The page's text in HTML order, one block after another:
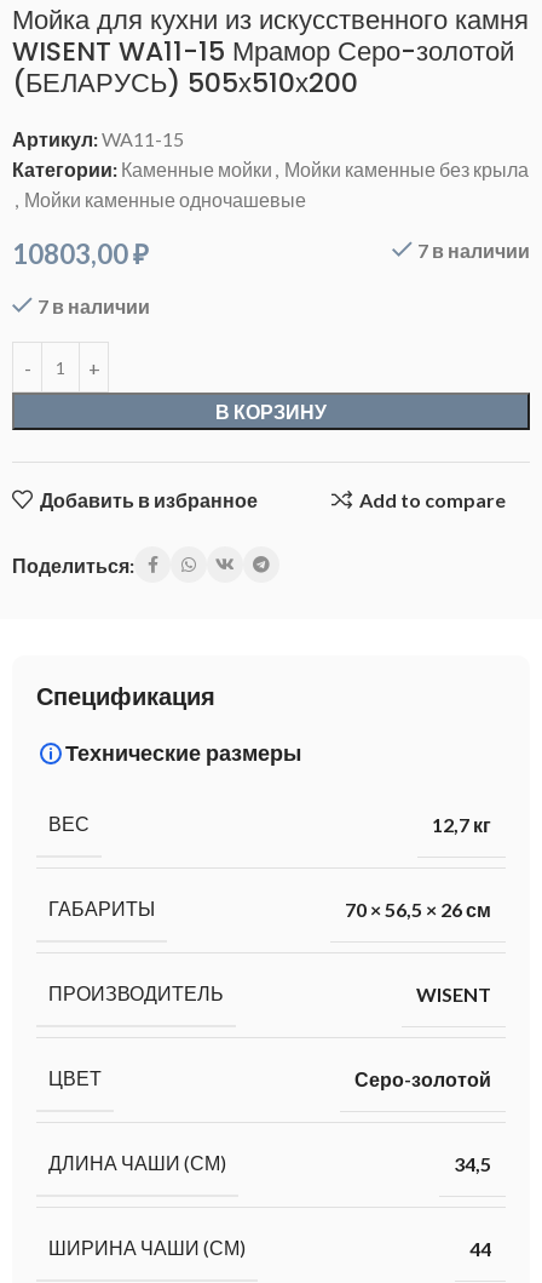
Мойка для кухни из искусственного камня
WISENT WA11-15 Мрамор Серо-золотой
(БЕЛАРУСЬ) 505х510х200
Артикул:WA11-15
Категории: Каменные мойки , Мойки каменные без крыла
, Мойки каменные одночашевые
10803,00₽ 7 в наличии
7 в наличии
В КОРЗИНУ
Добавить в избранное Add to compare
Поделиться:
Спецификация
Технические размеры
ВЕС 12,7 кг
ГАБАРИТЫ 70 × 56,5 × 26 см
ПРОИЗВОДИТЕЛЬ WISENT
ЦВЕТ Серо-золотой
ДЛИНА ЧАШИ (СМ) 34,5
ШИРИНА ЧАШИ (СМ) 44